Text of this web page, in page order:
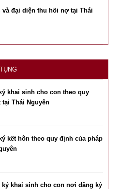
và đại diện thu hồi nợ tại Thái
khai sinh cho con theo quy
Thái Nguyên
kết hôn theo quy định của pháp
ký khai sinh cho con nơi đăng ký